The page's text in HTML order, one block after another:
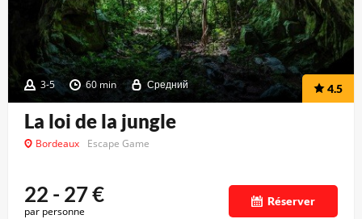
3-5 60 min Средний 4.5
La loi de la jungle
Bordeaux Escape Game
22 - 27€
par personne
Réserver